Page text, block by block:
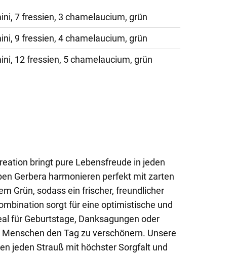
7 fressien, 3 chamelaucium, grün
9 fressien, 4 chamelaucium, grün
12 fressien, 5 chamelaucium, grün
bringt pure Lebensfreude in jeden
Gerbera harmonieren perfekt mit zarten
Grün, sodass ein frischer, freundlicher
sorgt für eine optimistische und
für Geburtstage, Danksagungen oder
den Tag zu verschönern. Unsere
jeden Strauß mit höchster Sorgfalt und